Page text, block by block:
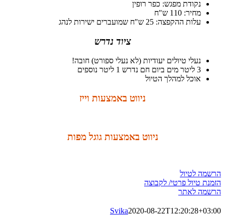
נקודת מפגש: כפר רופין
מחיר: 110 ש"ח
עלות ההקפצה: 25 ש"ח שמועברים ישירות לנהג
ציוד נדרש
נעלי טיולים יעודיות (לא נעלי ספורט) חובה!
3 ליטר מים ביום חם נדרש 1 ליטר נוספים
אוכל למהלך הטיול
ניווט באמצעות וייז
ניווט באמצעות גוגל מפות
הרשמה לטיול
הזמנת טיול פרטי/ לקבוצה
הרשמה לאתר
Svika2020-08-22T12:20:28+03:00